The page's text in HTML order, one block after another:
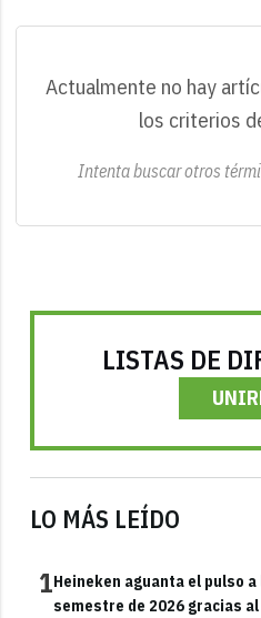
Actualmente no hay
los criterios
Intenta buscar otros
LISTAS DE
LO MÁS LEÍDO
1Heineken aguanta el pulso
semestre de 2026 gracias